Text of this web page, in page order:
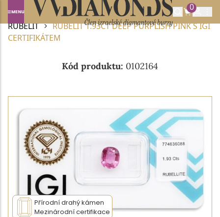
0
Domů
DRAHOKAMY A POLODRAHOKAMY
RUBELIT
RUBELIT 1.93CT DEEP PURPLISH PINK S IGI
CERTIFIKÁTEM
Kód produktu: 0102164
Přírodní drahý kámen
Mezinárodní certifikace